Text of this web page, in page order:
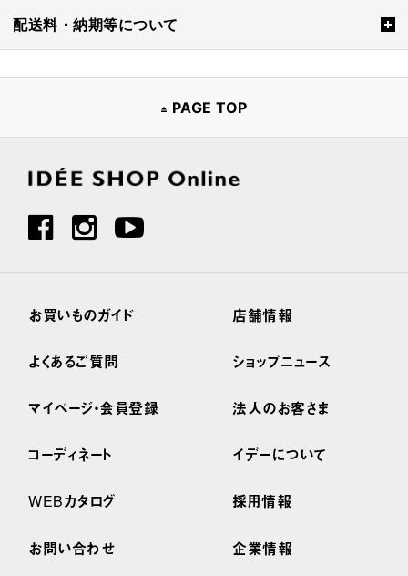
配送料・納期等について
PAGE TOP
お買いものガイド
よくあるご質問
マイページ・会員登録
コーディネート
WEBカタログ
お問い合わせ
店舗情報
ショップニュース
法人のお客さま
イデーについて
採用情報
企業情報